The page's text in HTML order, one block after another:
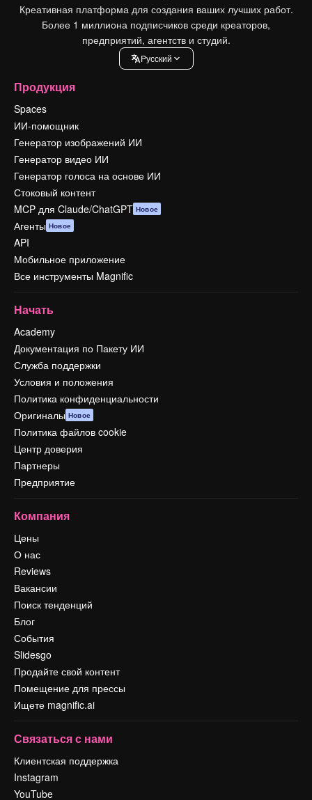
Креативная платформа для создания ваших лучших работ.
Более 1 миллиона подписчиков среди креаторов,
предприятий, агентств и студий.
Pусский
Продукция
Spaces
ИИ-помощник
Генератор изображений ИИ
Генератор видео ИИ
Генератор голоса на основе ИИ
Стоковый контент
MCP для Claude/ChatGPT Новое
Агенты Новое
API
Мобильное приложение
Все инструменты Magnific
Начать
Academy
Документация по Пакету ИИ
Служба поддержки
Условия и положения
Политика конфиденциальности
Оригиналы Новое
Политика файлов cookie
Центр доверия
Партнеры
Предприятие
Компания
Цены
О нас
Reviews
Вакансии
Поиск тенденций
Блог
События
Slidesgo
Продайте свой контент
Помещение для прессы
Ищете magnific.ai
Связаться с нами
Клиентская поддержка
Instagram
YouTube